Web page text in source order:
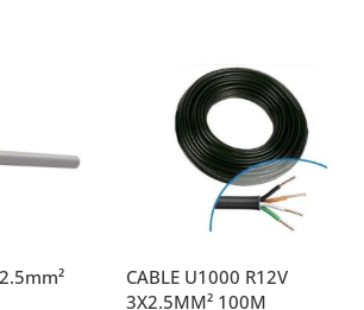
CABLE U1000 R12V
3X2.5MM² 100M